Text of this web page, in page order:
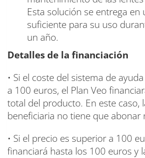
Esta solución se entrega en
suficiente para su uso
un año.
Detalles de la financiación
• Si el coste del sistema de
a 100 euros, el Plan Veo
total del producto. En este caso,
beneficiaria no tiene que abonar
• Si el precio es superior a 100
financiará hasta los 100 euros y